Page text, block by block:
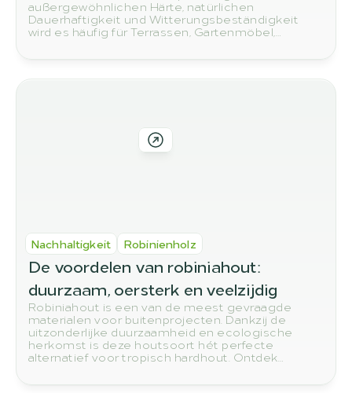
außergewöhnlichen Härte, natürlichen
Dauerhaftigkeit und Witterungsbeständigkeit
wird es häufig für Terrassen, Gartenmöbel,
Spielplätze, Zaunpfähle und andere
Robinienholz? In diesem Beitrag zeigen wir Ihnen
Nachhaltigkeit Robinienholz
De voordelen van robiniahout:
duurzaam, oersterk en veelzijdig
Robiniahout is een van de meest gevraagde
materialen voor buitenprojecten. Dankzij de
uitzonderlijke duurzaamheid en ecologische
herkomst is deze houtsoort hét perfecte
alternatief voor tropisch hardhout. Ontdek
waarom robinia steeds vaker de eerste keuze is